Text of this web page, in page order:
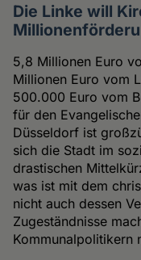
Die Linke will
5,8 Millionen Euro
Millionen Euro vom
500.000 Euro vom
für den
Düsseldorf ist
sich die Stadt im
drastischen
was ist mit dem
nicht auch dessen
Zugeständnisse
Kommunalpolitikern